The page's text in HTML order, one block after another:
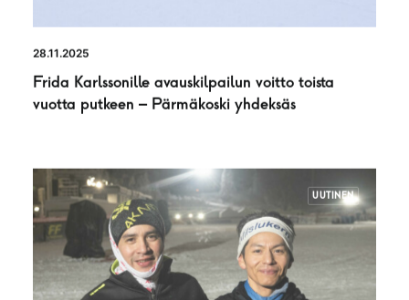
28.11.2025
Frida Karlssonille avauskilpailun voitto toista
vuotta putkeen – Pärmäkoski yhdeksäs